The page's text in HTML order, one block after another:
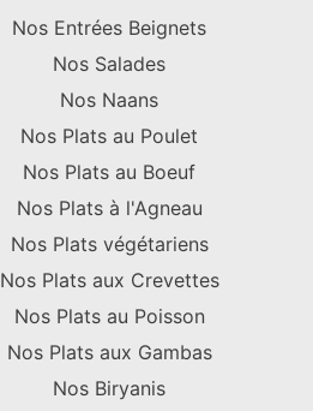
Nos Entrées Beignets
Nos Salades
Nos Naans
Nos Plats au Poulet
Nos Plats au Boeuf
Nos Plats à l'Agneau
Nos Plats végétariens
Nos Plats aux Crevettes
Nos Plats au Poisson
Nos Plats aux Gambas
Nos Biryanis